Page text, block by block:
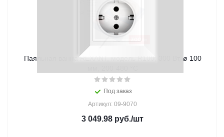
Паяльная ванна REXANT, модель R100, 300 Вт, ø 100
Под заказ
Артикул: 09-9070
3 049.98 руб./шт